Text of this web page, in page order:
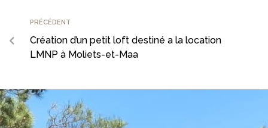
PRÉCÉDENT
Création d’un petit loft destiné a la location
LMNP à Moliets-et-Maa